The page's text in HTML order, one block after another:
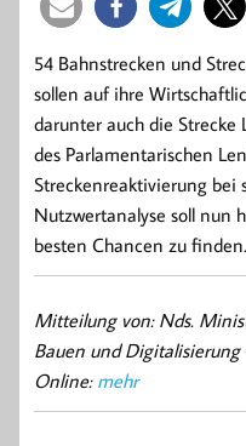
54 Bahnstrecken und
sollen auf ihre
darunter auch die Strecke
des Parlamentarischen
Streckenreaktivierung bei
Nutzwertanalyse soll nun
besten Chancen zu finden.
Mitteilung von: Nds.
Bauen und
Online: mehr